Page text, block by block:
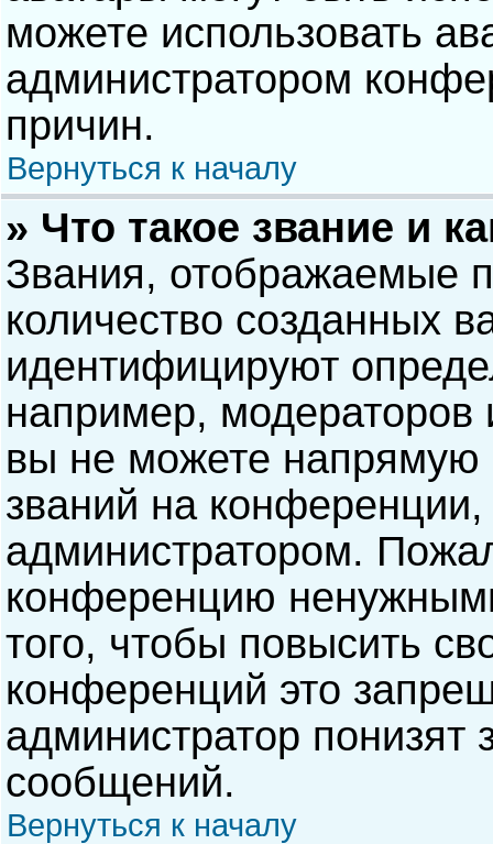
можете использовать
администратором
причин.
Вернуться к началу
» Что такое звание и
Звания, отображаемые
количество созданных
идентифицируют
например,
вы не можете напрямую
званий на
администратором.
конференцию
того, чтобы повысить
конференций это
администратор понизят
сообщений.
Вернуться к началу